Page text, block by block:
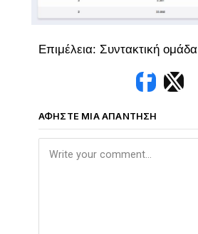
Επιμέλεια: Συντακτική ομάδα
ΑΦΉΣΤΕ ΜΙΑ ΑΠΆΝΤΗΣΗ